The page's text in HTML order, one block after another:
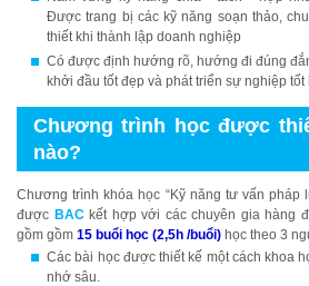
Được trang bị các kỹ năng soạn thảo,
thiết khi thành lập doanh nghiệp
Có được định hướng rõ, hướng đi đúng
khởi đầu tốt đẹp và phát triển sự nghiệp
Chương trình học được
nào?
Chương trình khóa học “Kỹ năng tư vấn pháp
được BACkết hợp với các chuyên gia hàng
gồm gồm 15 buổi học (2,5h /buổi) học theo 3
Các bài học được thiết kế một cách khoa
nhớ sâu.